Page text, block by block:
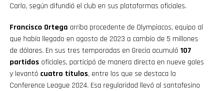
Carlo, según difundió el club en sus plataformas oficiales.
Francisco Ortega arriba procedente de Olympiacos, equipo al
que había llegado en agosto de 2023 a cambio de 5 millones
de dólares. En sus tres temporadas en Grecia acumuló 107
partidos oficiales, participó de manera directa en nueve goles
y levantó cuatro títulos, entre los que se destaca la
Conference League 2024. Esa regularidad llevó al santafesino